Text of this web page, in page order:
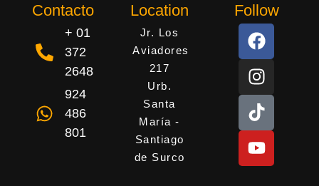
Contacto
+ 01
372
2648
924
486
801
Location
Jr. Los
Aviadores
217
Urb.
Santa
María -
Santiago
de Surco
Follow